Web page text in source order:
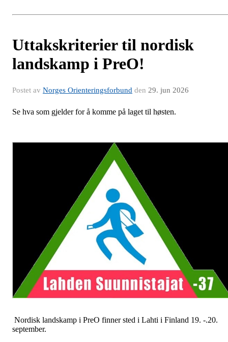
Uttakskriterier til nordisk
landskamp i PreO!
Postet av Norges Orienteringsforbund den 29. jun 2026
Se hva som gjelder for å komme på laget til høsten.
Nordisk landskamp i PreO finner sted i Lahti i Finland 19. -.20.
september.